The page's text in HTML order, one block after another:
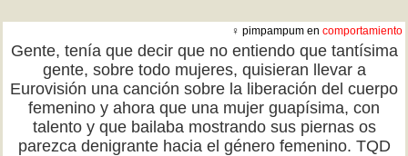
♀ pimpampum en comportamiento
Gente, tenía que decir que no entiendo que tantísima
gente, sobre todo mujeres, quisieran llevar a
Eurovisión una canción sobre la liberación del cuerpo
femenino y ahora que una mujer guapísima, con
talento y que bailaba mostrando sus piernas os
parezca denigrante hacia el género femenino. TQD